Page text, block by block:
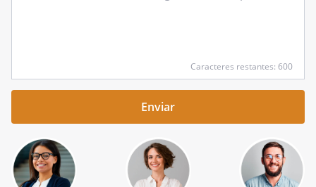
sua
pergunta
Caracteres restantes: 600